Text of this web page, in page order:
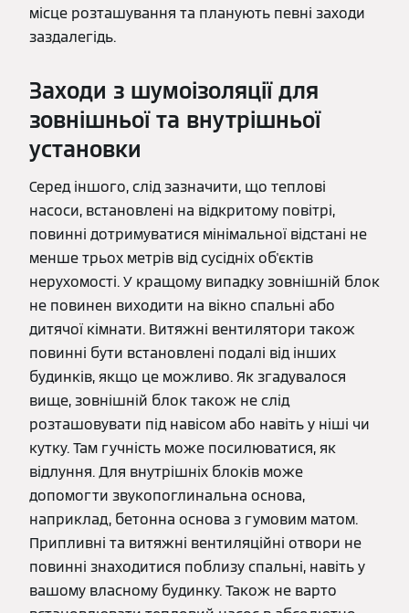
місце розташування та планують певні заходи
заздалегідь.
Заходи з шумоізоляції для
зовнішньої та внутрішньої
установки
Серед іншого, слід зазначити, що теплові
насоси, встановлені на відкритому повітрі,
повинні дотримуватися мінімальної відстані не
менше трьох метрів від сусідніх об'єктів
нерухомості. У кращому випадку зовнішній блок
не повинен виходити на вікно спальні або
дитячої кімнати. Витяжні вентилятори також
повинні бути встановлені подалі від інших
будинків, якщо це можливо. Як згадувалося
вище, зовнішній блок також не слід
розташовувати під навісом або навіть у ніші чи
кутку. Там гучність може посилюватися, як
відлуння. Для внутрішніх блоків може
допомогти звукопоглинальна основа,
наприклад, бетонна основа з гумовим матом.
Припливні та витяжні вентиляційні отвори не
повинні знаходитися поблизу спальні, навіть у
вашому власному будинку. Також не варто